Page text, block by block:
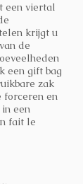
een viertal
krijgt u
de
een gift bag
zak
en
een
fait le